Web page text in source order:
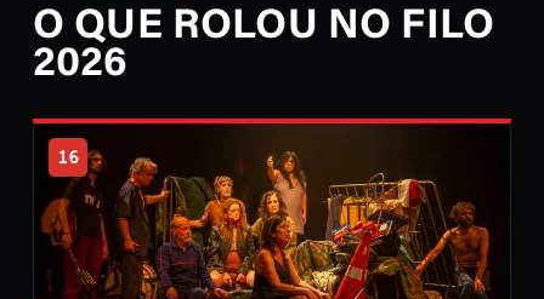
O QUE ROLOU NO FILO
2026
16